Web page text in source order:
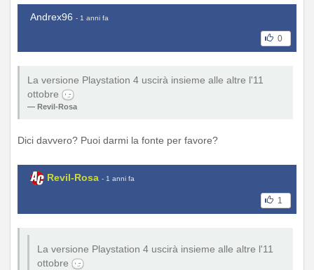
Andrex96 - 1 anni fa
0
La versione Playstation 4 uscirà insieme alle altre l'11
ottobre
Revil-Rosa
Dici davvero? Puoi darmi la fonte per favore?
Revil-Rosa - 1 anni fa
1
La versione Playstation 4 uscirà insieme alle altre l'11
ottobre